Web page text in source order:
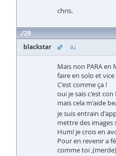
chris.
29
blackstar
Mais non PARA
faire en solo et vice
C'est comme ça !
oui je sais c'est con !
mais cela m'aide
je suis entrain
mettre des images
Hum! je crois en
Pour en revenir a
comme toi